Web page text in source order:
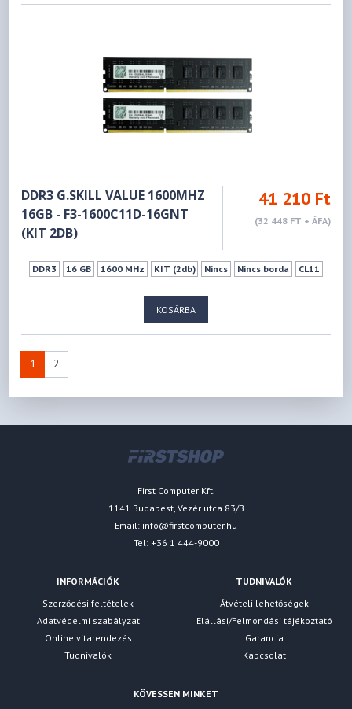
DDR3 G.SKILL VALUE 1600MHZ
16GB - F3-1600C11D-16GNT
(KIT 2DB)
41 210 Ft
(32 448 FT + ÁFA)
DDR3 16 GB 1600 MHz KIT (2db) Nincs Nincs borda CL11
KOSÁRBA
1 2
First Computer Kft.
1141 Budapest, Vezér utca 83/B
Email: info@firstcomputer.hu
Tel: +36 1 444-9000
INFORMÁCIÓK
Szerződési feltételek
Adatvédelmi szabályzat
Online vitarendezés
Tudnivalók
TUDNIVALÓK
Átvételi lehetőségek
Elállási/Felmondási tájékoztató
Garancia
Kapcsolat
KÖVESSEN MINKET